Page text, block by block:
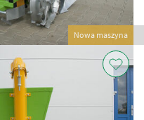
Nowa maszyna